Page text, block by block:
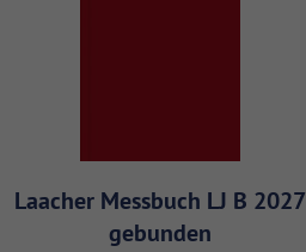
Laacher Messbuch LJ B 2027
gebunden